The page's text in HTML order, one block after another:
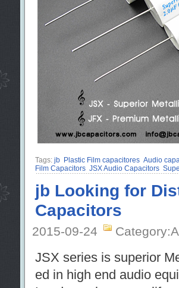
Tags: jb Plastic Film capacitores Audio
Film Capacitors JSX Audio Capacitors
jb Looking for
Capacitors
2015-09-24
JSX series is superior
ed in high end audio